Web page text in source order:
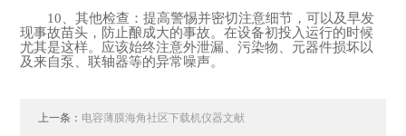
10、其他检查：提高警惕并密切注意细节，可以及早发
现事故苗头，防止酿成大的事故。在设备初投入运行的时候
尤其是这样。应该始终注意外泄漏、污染物、元器件损坏以
及来自泵、联轴器等的异常噪声。
上一条： 电容薄膜海角社区下载机仪器文献